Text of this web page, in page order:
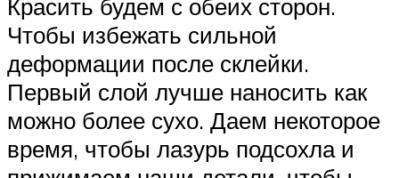
Красить будем с обеих сторон.
Чтобы избежать сильной
деформации после склейки.
Первый слой лучше наносить как
можно более сухо. Даем некоторое
время, чтобы лазурь подсохла и